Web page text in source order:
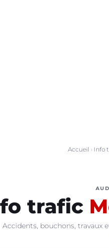
Accueil › Info
trafic
Accidents, bouchons, travaux